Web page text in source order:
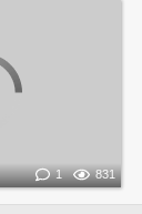
1 831